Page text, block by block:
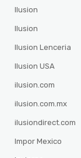
Ilusion
Ilusion
Ilusion Lenceria
Ilusion USA
ilusion.com
ilusion.com.mx
ilusiondirect.com
Impor Mexico